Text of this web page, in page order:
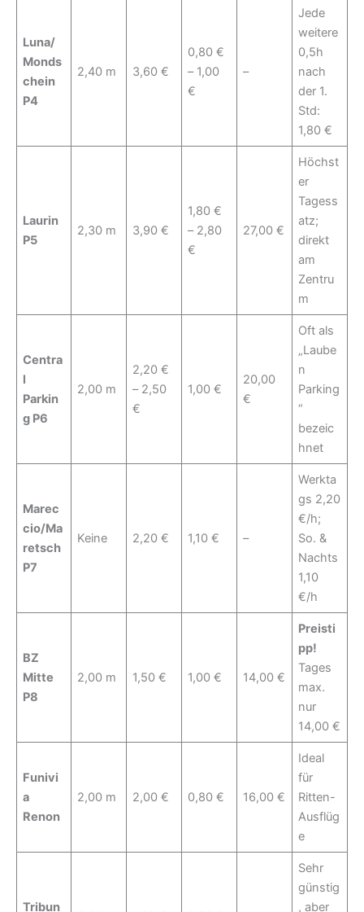
Luna/
Monds
chein
P4
2,40 m 3,60 €
0,80 €
– 1,00
€
–
Jede
weitere
0,5h
nach
der 1.
Std:
1,80 €
Laurin
P5
2,30 m 3,90 €
1,80 €
– 2,80
€
27,00 €
Höchst
er
Tagess
atz;
direkt
am
Zentru
m
Centra
l
Parkin
g P6
2,00 m
2,20 €
– 2,50
€
1,00 €
20,00
€
Oft als
„Laube
n
Parking
“
bezeic
hnet
Marec
cio/Ma
retsch
P7
Keine 2,20 € 1,10 € –
Werkta
gs 2,20
€/h;
So. &
Nachts
1,10
€/h
BZ
Mitte
P8
2,00 m 1,50 € 1,00 € 14,00 €
Preisti
pp!
Tages
max.
nur
14,00 €
Funivi
a
Renon
2,00 m 2,00 € 0,80 € 16,00 €
Ideal
für
Ritten-
Ausflüg
e
Tribun
Sehr
günstig
, aber